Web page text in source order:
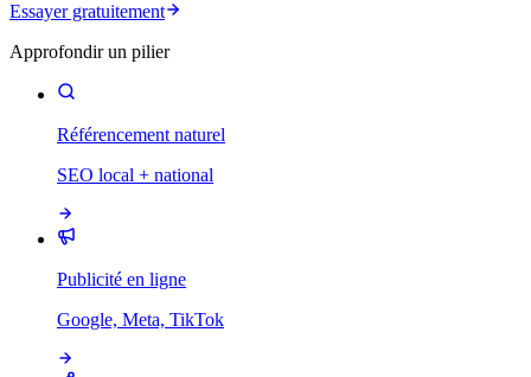
Essayer gratuitement
Approfondir un pilier
Référencement naturel
SEO local + national
Publicité en ligne
Google, Meta, TikTok